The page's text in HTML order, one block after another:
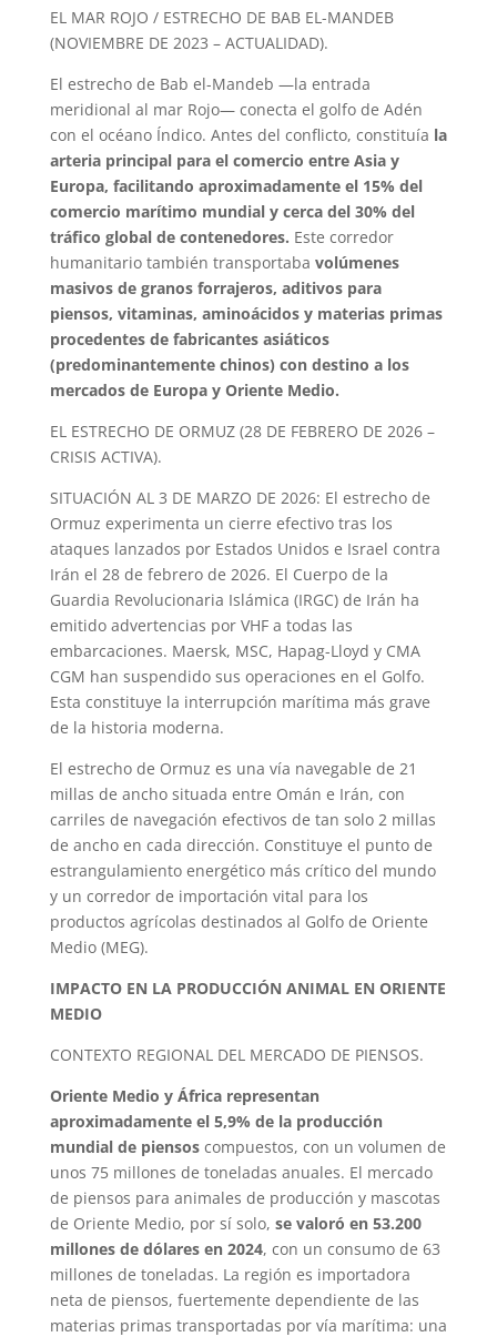
EL MAR ROJO / ESTRECHO DE BAB EL-MANDEB
(NOVIEMBRE DE 2023 – ACTUALIDAD).
El estrecho de Bab el-Mandeb —la entrada
meridional al mar Rojo— conecta el golfo de Adén
con el océano Índico. Antes del conflicto, constituía la
arteria principal para el comercio entre Asia y
Europa, facilitando aproximadamente el 15% del
comercio marítimo mundial y cerca del 30% del
tráfico global de contenedores. Este corredor
humanitario también transportaba volúmenes
masivos de granos forrajeros, aditivos para
piensos, vitaminas, aminoácidos y materias primas
procedentes de fabricantes asiáticos
(predominantemente chinos) con destino a los
mercados de Europa y Oriente Medio.
EL ESTRECHO DE ORMUZ (28 DE FEBRERO DE 2026 –
CRISIS ACTIVA).
SITUACIÓN AL 3 DE MARZO DE 2026: El estrecho de
Ormuz experimenta un cierre efectivo tras los
ataques lanzados por Estados Unidos e Israel contra
Irán el 28 de febrero de 2026. El Cuerpo de la
Guardia Revolucionaria Islámica (IRGC) de Irán ha
emitido advertencias por VHF a todas las
embarcaciones. Maersk, MSC, Hapag-Lloyd y CMA
CGM han suspendido sus operaciones en el Golfo.
Esta constituye la interrupción marítima más grave
de la historia moderna.
El estrecho de Ormuz es una vía navegable de 21
millas de ancho situada entre Omán e Irán, con
carriles de navegación efectivos de tan solo 2 millas
de ancho en cada dirección. Constituye el punto de
estrangulamiento energético más crítico del mundo
y un corredor de importación vital para los
productos agrícolas destinados al Golfo de Oriente
Medio (MEG).
IMPACTO EN LA PRODUCCIÓN ANIMAL EN ORIENTE
MEDIO
CONTEXTO REGIONAL DEL MERCADO DE PIENSOS.
Oriente Medio y África representan
aproximadamente el 5,9% de la producción
mundial de piensoscompuestos, con un volumen de
unos 75 millones de toneladas anuales. El mercado
de piensos para animales de producción y mascotas
de Oriente Medio, por sí solo, se valoró en 53.200
millones de dólares en 2024, con un consumo de 63
millones de toneladas. La región es importadora
neta de piensos, fuertemente dependiente de las
materias primas transportadas por vía marítima: una